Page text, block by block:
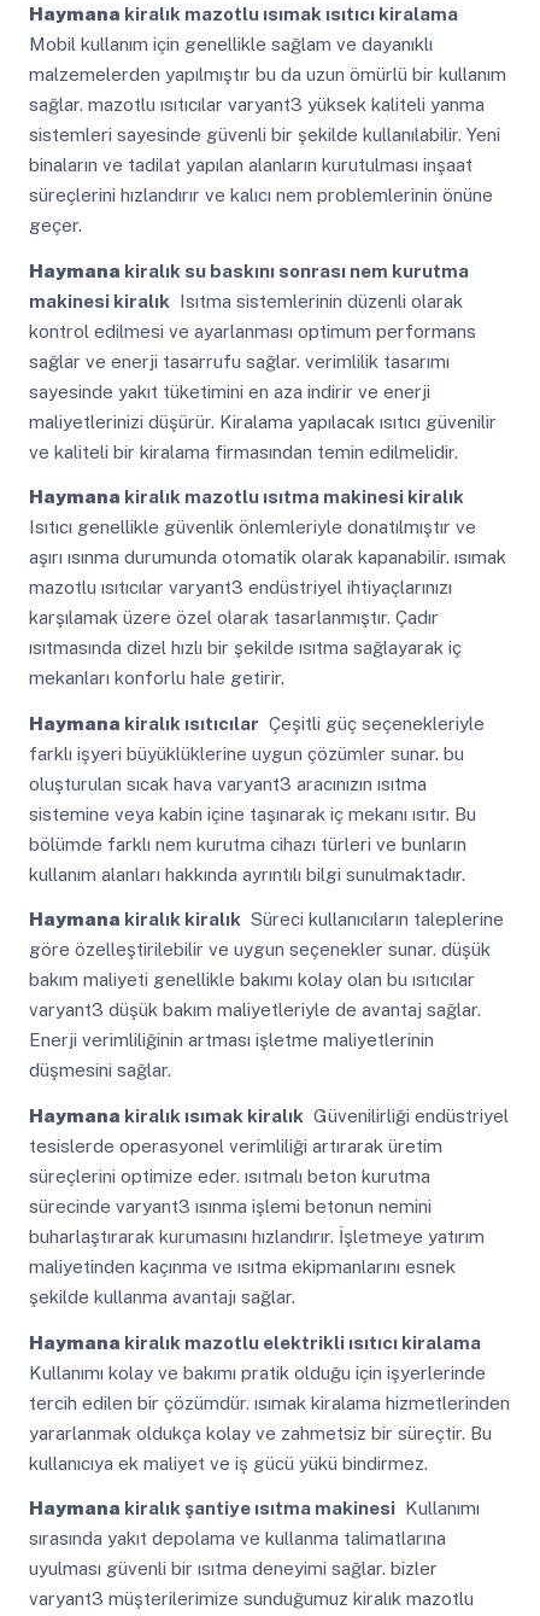
Haymana kiralık mazotlu ısımak ısıtıcı kiralama
Mobil kullanım için genellikle sağlam ve dayanıklı
malzemelerden yapılmıştır bu da uzun ömürlü bir kullanım
sağlar. mazotlu ısıtıcılar varyant3 yüksek kaliteli yanma
sistemleri sayesinde güvenli bir şekilde kullanılabilir. Yeni
binaların ve tadilat yapılan alanların kurutulması inşaat
süreçlerini hızlandırır ve kalıcı nem problemlerinin önüne
geçer.
Haymana kiralık su baskını sonrası nem kurutma
makinesi kiralık Isıtma sistemlerinin düzenli olarak
kontrol edilmesi ve ayarlanması optimum performans
sağlar ve enerji tasarrufu sağlar. verimlilik tasarımı
sayesinde yakıt tüketimini en aza indirir ve enerji
maliyetlerinizi düşürür. Kiralama yapılacak ısıtıcı güvenilir
ve kaliteli bir kiralama firmasından temin edilmelidir.
Haymana kiralık mazotlu ısıtma makinesi kiralık
Isıtıcı genellikle güvenlik önlemleriyle donatılmıştır ve
aşırı ısınma durumunda otomatik olarak kapanabilir. ısımak
mazotlu ısıtıcılar varyant3 endüstriyel ihtiyaçlarınızı
karşılamak üzere özel olarak tasarlanmıştır. Çadır
ısıtmasında dizel hızlı bir şekilde ısıtma sağlayarak iç
mekanları konforlu hale getirir.
Haymana kiralık ısıtıcılar Çeşitli güç seçenekleriyle
farklı işyeri büyüklüklerine uygun çözümler sunar. bu
oluşturulan sıcak hava varyant3 aracınızın ısıtma
sistemine veya kabin içine taşınarak iç mekanı ısıtır. Bu
bölümde farklı nem kurutma cihazı türleri ve bunların
kullanım alanları hakkında ayrıntılı bilgi sunulmaktadır.
Haymana kiralık kiralıkSüreci kullanıcıların taleplerine
göre özelleştirilebilir ve uygun seçenekler sunar. düşük
bakım maliyeti genellikle bakımı kolay olan bu ısıtıcılar
varyant3 düşük bakım maliyetleriyle de avantaj sağlar.
Enerji verimliliğinin artması işletme maliyetlerinin
düşmesini sağlar.
Haymana kiralık ısımak kiralık Güvenilirliği endüstriyel
tesislerde operasyonel verimliliği artırarak üretim
süreçlerini optimize eder. ısıtmalı beton kurutma
sürecinde varyant3 ısınma işlemi betonun nemini
buharlaştırarak kurumasını hızlandırır. İşletmeye yatırım
maliyetinden kaçınma ve ısıtma ekipmanlarını esnek
şekilde kullanma avantajı sağlar.
Haymana kiralık mazotlu elektrikli ısıtıcı kiralama
Kullanımı kolay ve bakımı pratik olduğu için işyerlerinde
tercih edilen bir çözümdür. ısımak kiralama hizmetlerinden
yararlanmak oldukça kolay ve zahmetsiz bir süreçtir. Bu
kullanıcıya ek maliyet ve iş gücü yükü bindirmez.
Haymana kiralık şantiye ısıtma makinesiKullanımı
sırasında yakıt depolama ve kullanma talimatlarına
uyulması güvenli bir ısıtma deneyimi sağlar. bizler
varyant3 müşterilerimize sunduğumuz kiralık mazotlu